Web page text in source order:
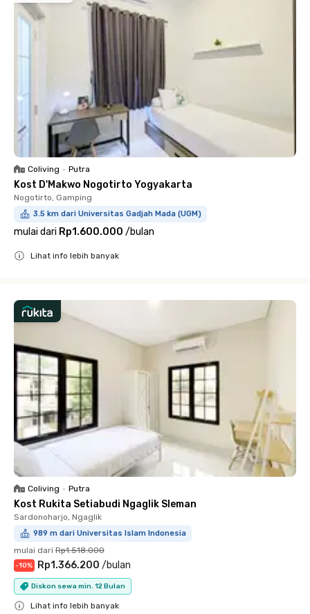
Coliving • Putra
Kost D'Makwo Nogotirto Yogyakarta
Nogotirto, Gamping
3.5 km dari Universitas Gadjah Mada (UGM)
mulai dari Rp1.600.000 /bulan
Lihat info lebih banyak
Coliving • Putra
Kost Rukita Setiabudi Ngaglik Sleman
Sardonoharjo, Ngaglik
989 m dari Universitas Islam Indonesia
mulai dari Rp1.518.000
-10% Rp1.366.200 /bulan
Diskon sewa min. 12 Bulan
Lihat info lebih banyak